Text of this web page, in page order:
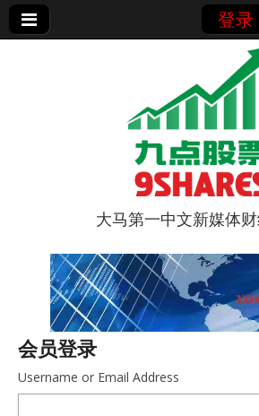
登录
9点股票
大马第一中文新媒体
会员登录
Username or Email Address